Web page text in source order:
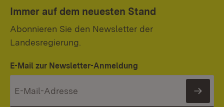
Immer auf dem neuesten Stand
Abonnieren Sie den Newsletter der
Landesregierung.
E-Mail zur Newsletter-Anmeldung